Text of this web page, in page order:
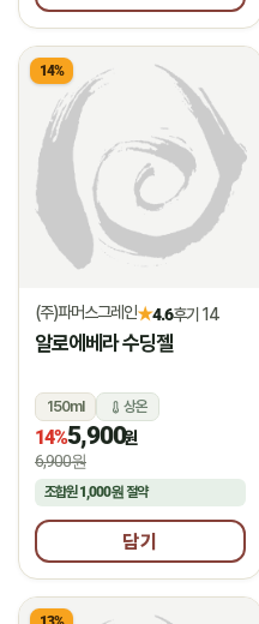
14%
(주)파머스그레인★4.6후기 14
알로에베라 수딩젤
150ml 상온
14%5,900원
6,900원
조합원1,000원 절약
담기